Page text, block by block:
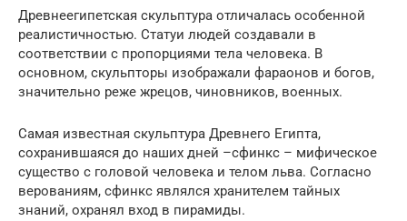
Древнеегипетская скульптура отличалась особенной
реалистичностью. Статуи людей создавали в
соответствии с пропорциями тела человека. В
основном, скульпторы изображали фараонов и богов,
значительно реже жрецов, чиновников, военных.
Самая известная скульптура Древнего Египта,
сохранившаяся до наших дней –сфинкс – мифическое
существо с головой человека и телом льва. Согласно
верованиям, сфинкс являлся хранителем тайных
знаний, охранял вход в пирамиды.